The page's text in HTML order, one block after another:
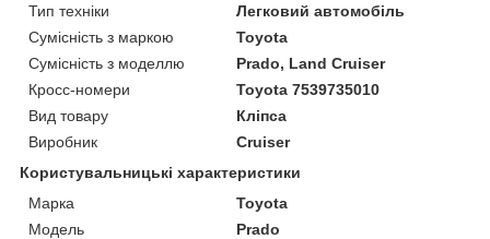
Тип техніки
Легковий автомобіль
Сумісність з маркою
Toyota
Сумісність з моделлю
Prado, Land Cruiser
Кросс-номери
Toyota 7539735010
Вид товару
Кліпса
Виробник
Cruiser
Користувальницькі характеристики
Марка
Toyota
Модель
Prado